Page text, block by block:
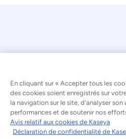
© 2026 Kaseya.
Français
Déclaration relative à
En cliquant sur « Accepter tous les
des cookies soient enregistrés sur
la navigation sur le site, d'analyser
performances et de soutenir nos
Avis relatif aux cookies de Kaseya
Déclaration de confidentialité de